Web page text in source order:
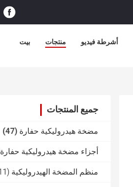
بيت منتجات أشرطة فيديو
جميع المنتجات
مضخة هيدروليكية حفارة (47)
أجزاء مضخة هيدروليكية حفارة
منظم المضخة الهيدروليكية (11)